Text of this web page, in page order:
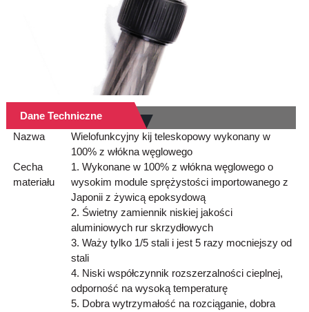
Dane Techniczne
Nazwa
Wielofunkcyjny kij teleskopowy wykonany w
100% z włókna węglowego
Cecha
materiału
1. Wykonane w 100% z włókna węglowego o
wysokim module sprężystości importowanego z
Japonii z żywicą epoksydową
2. Świetny zamiennik niskiej jakości
aluminiowych rur skrzydłowych
3. Waży tylko 1/5 stali i jest 5 razy mocniejszy od
stali
4. Niski współczynnik rozszerzalności cieplnej,
odporność na wysoką temperaturę
5. Dobra wytrzymałość na rozciąganie, dobra